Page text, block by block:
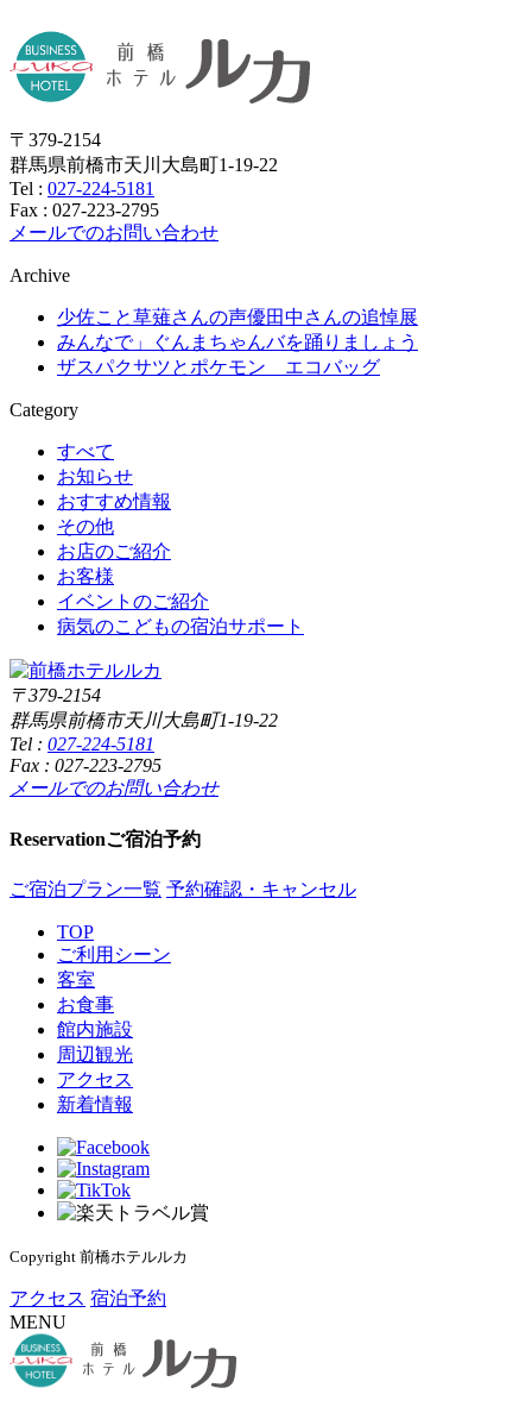
〒379-2154
群馬県前橋市天川大島町1-19-22
Tel : 027-224-5181
Fax : 027-223-2795
メールでのお問い合わせ
Archive
少佐こと草薙さんの声優田中さんの追悼展
みんなで」ぐんまちゃんバを踊りましょう
ザスパクサツとポケモン エコバッグ
Category
すべて
お知らせ
おすすめ情報
その他
お店のご紹介
お客様
イベントのご紹介
病気のこどもの宿泊サポート
〒379-2154
群馬県前橋市天川大島町1-19-22
Tel : 027-224-5181
Fax : 027-223-2795
メールでのお問い合わせ
Reservationご宿泊予約
ご宿泊プラン一覧 予約確認・キャンセル
TOP
ご利用シーン
客室
お食事
館内施設
周辺観光
アクセス
新着情報
Copyright 前橋ホテルルカ
アクセス 宿泊予約
MENU